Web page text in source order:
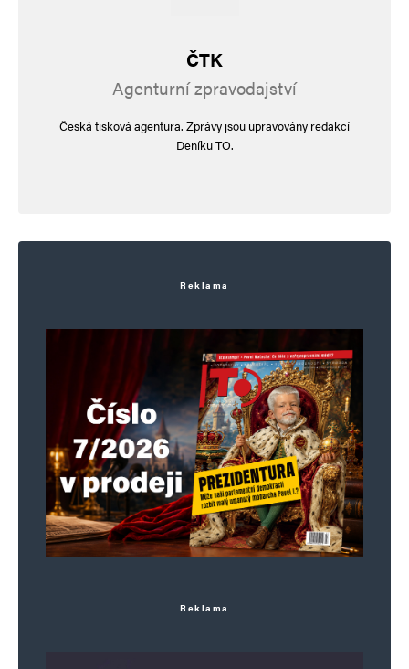
ČTK
Agenturní zpravodajství
Česká tisková agentura. Zprávy jsou upravovány redakcí
Deníku TO.
Reklama
Reklama